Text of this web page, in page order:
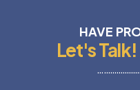
HAVE
Let's Talk!